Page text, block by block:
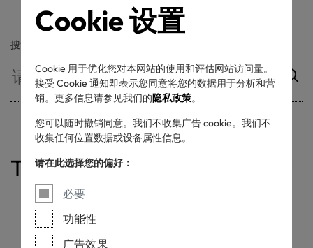
Cookie 设置
Cookie 用于优化您对本网站的使用和评估网站访问量。
接受 Cookie 通知即表示您同意将您的数据用于分析和营
销。更多信息请参见我们的隐私政策。
您可以随时撤销同意。我们不收集广告 cookie。我们不
收集任何位置数据或设备属性信息。
请在此选择您的偏好：
必要
功能性
广告效果
搜索
Table of contents
标签元素
标签布局
最小尺寸
留白区+放置
颜色选择
色号
在本节中，您可以找到有关